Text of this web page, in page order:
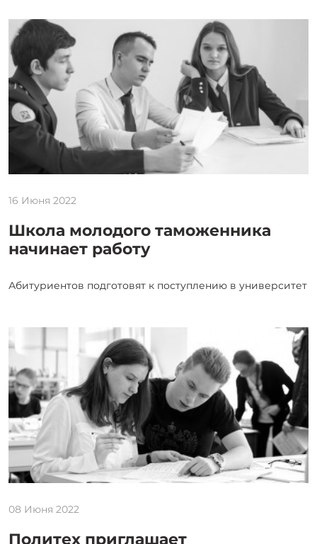
16 Июня 2022
Школа молодого таможенника
начинает работу
Абитуриентов подготовят к поступлению в университет
08 Июня 2022
Политех приглашает